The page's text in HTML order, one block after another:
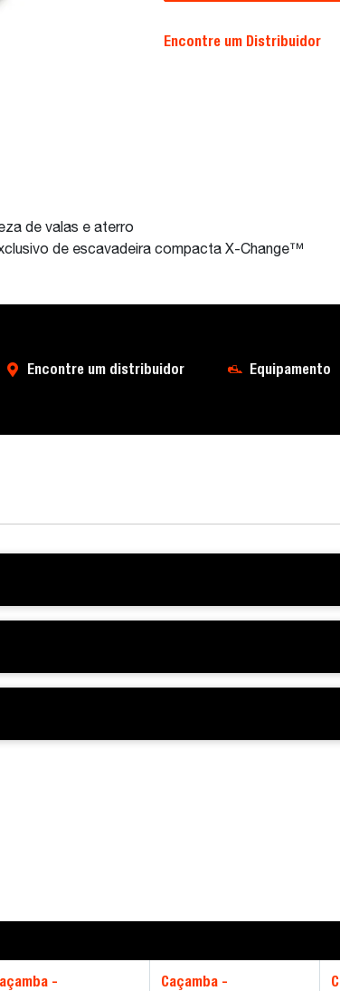
Encontre um Distribuidor
de valas e aterro
de escavadeira compacta X-Change™
Encontre um distribuidor Equipamento
-
Caçamba -